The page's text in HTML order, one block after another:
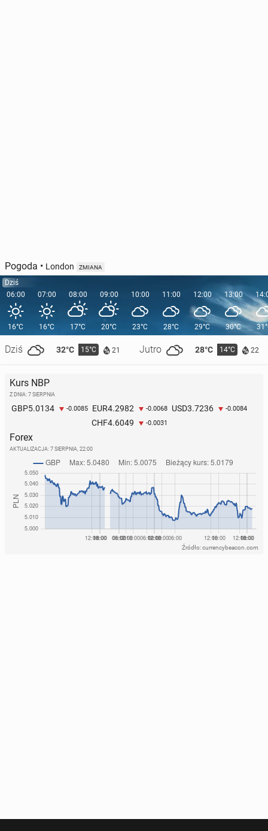
Pogoda • London ZMIANA
Dziś
06:00
16°C
Dziś 32°C 15°C 21 Jutro 28°C 14°C 22
07:00
16°C
08:00
17°C
09:00
20°C
10:00
23°C
11:00
28°C
12:00
29°C
13:00
30°C
Kurs NBP
Z DNIA: 7 SIERPNIA
GBP5.0134 -0.0085 EUR4.2982 -0.0068 USD3.7236 -0.0084
CHF4.6049 -0.0031
Forex
AKTUALIZACJA: 7 SIERPNIA, 22:00
Źródło: currencybeacon.com